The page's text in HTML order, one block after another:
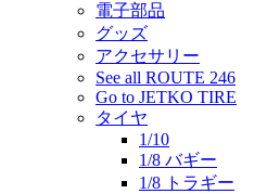
電子部品
グッズ
アクセサリー
See all ROUTE 246
Go to JETKO TIRE
タイヤ
1/10
1/8 バギー
1/8 トラギー